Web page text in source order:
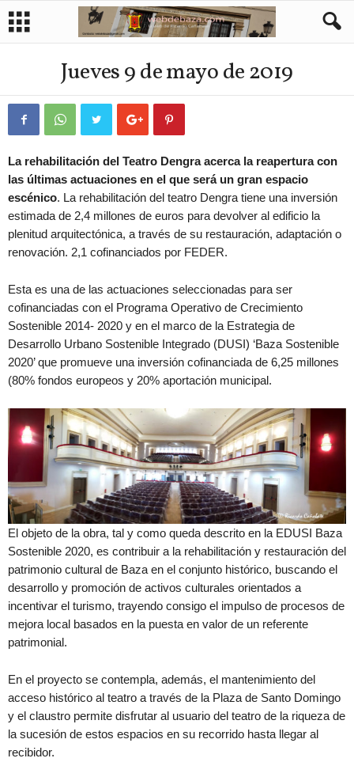
Jueves 9 de mayo de 2019
La rehabilitación del Teatro Dengra acerca la reapertura con
las últimas actuaciones en el que será un gran espacio
escénico. La rehabilitación del teatro Dengra tiene una inversión
estimada de 2,4 millones de euros para devolver al edificio la
plenitud arquitectónica, a través de su restauración, adaptación o
renovación. 2,1 cofinanciados por FEDER.
Esta es una de las actuaciones seleccionadas para ser
cofinanciadas con el Programa Operativo de Crecimiento
Sostenible 2014- 2020 y en el marco de la Estrategia de
Desarrollo Urbano Sostenible Integrado (DUSI) ‘Baza Sostenible
2020’ que promueve una inversión cofinanciada de 6,25 millones
(80% fondos europeos y 20% aportación municipal.
El objeto de la obra, tal y como queda descrito en la EDUSI Baza
Sostenible 2020, es contribuir a la rehabilitación y restauración del
patrimonio cultural de Baza en el conjunto histórico, buscando el
desarrollo y promoción de activos culturales orientados a
incentivar el turismo, trayendo consigo el impulso de procesos de
mejora local basados en la puesta en valor de un referente
patrimonial.
En el proyecto se contempla, además, el mantenimiento del
acceso histórico al teatro a través de la Plaza de Santo Domingo
y el claustro permite disfrutar al usuario del teatro de la riqueza de
la sucesión de estos espacios en su recorrido hasta llegar al
recibidor.